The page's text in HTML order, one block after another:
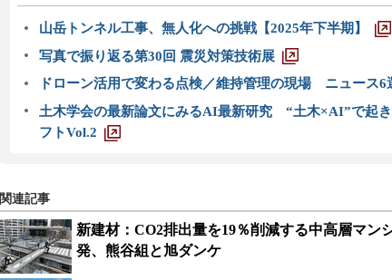
山岳トンネル工事、無人化への挑戦【2025年下半期】
写真で振り返る第30回 震災対策技術展
ドローン活用で変わる点検／維持管理の現場 ニュース6
土木学会の最新論文にみるAI最新研究 “土木×AI”で起
フトVol.2
関連記事
新建材：CO2排出量を19％削減する中高層マン
発、熊谷組と旭ダンケ